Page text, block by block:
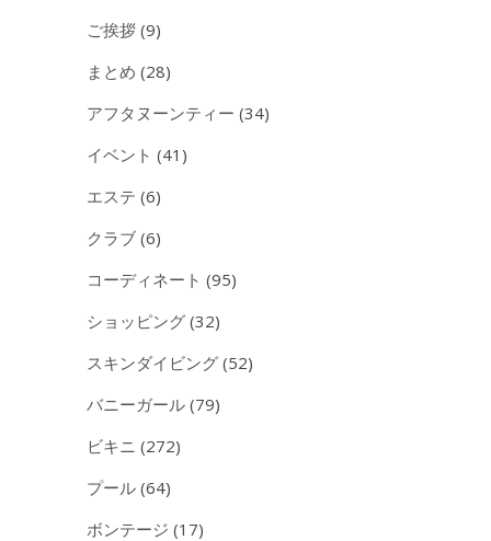
ご挨拶 (9)
まとめ (28)
アフタヌーンティー (34)
イベント (41)
エステ (6)
クラブ (6)
コーディネート (95)
ショッピング (32)
スキンダイビング (52)
バニーガール (79)
ビキニ (272)
プール (64)
ボンテージ (17)